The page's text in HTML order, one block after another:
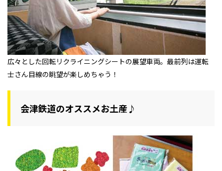
広々とした回転リクライニングシートの展望車両。最前列は運転
士さん目線の眺望が楽しめちゃう！
会津鉄道のオススメお土産♪